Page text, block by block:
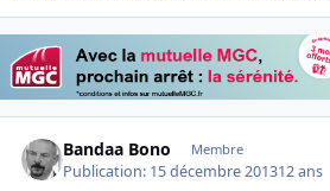
Bandaa Bono Membre
Publication: 15 décembre 201312 ans